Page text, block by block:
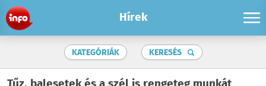
Hírek
KATEGÓRIÁK KERESÉS